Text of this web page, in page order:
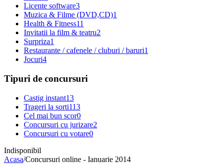
Licente software3
Muzica & Filme (DVD,CD)1
Health & Fitness11
Invitatii la film & teatru2
Surpriza1
Restaurante / cafenele / cluburi / baruri1
Jocuri4
Tipuri de concursuri
Castig instant13
Trageri la sorti113
Cel mai bun scor0
Concursuri cu jurizare2
Concursuri cu votare0
Indisponibil
Acasa/Concursuri online - Ianuarie 2014